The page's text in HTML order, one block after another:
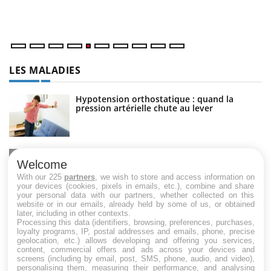
pression artérielle chute au lever
Maladie de Charcot (Sclérose latérale
amyotrophique)
Welcome
With our 225 partners , we wish to store and access information on
your devices (cookies, pixels in emails, etc.), combine and share
your personal data with our partners, whether collected on this
website or in our emails, already held by some of us, or obtained
later, including in other contexts.
Processing this data (identifiers, browsing, preferences, purchases,
loyalty programs, IP, postal addresses and emails, phone, precise
geolocation, etc.) allows developing and offering you services,
content, commercial offers and ads across your devices and
screens (including by email, post, SMS, phone, audio, and video),
personalising them, measuring their performance, and analysing